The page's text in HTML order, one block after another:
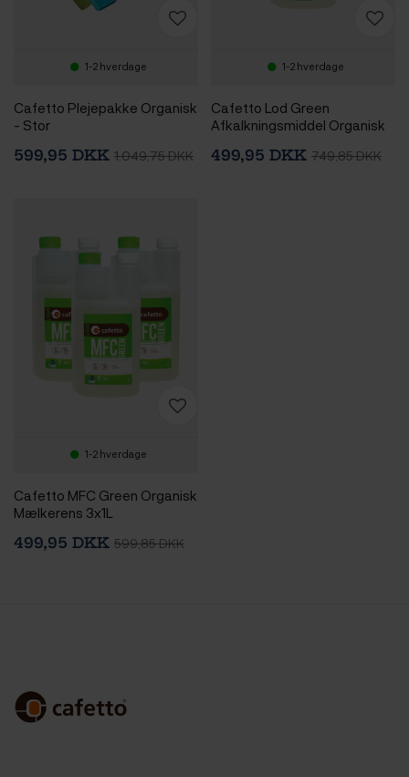
1-2 hverdage
Cafetto Plejepakke Organisk
- Stor
599,95 DKK 1.049,75 DKK
1-2 hverdage
Cafetto Lod Green
Afkalkningsmiddel Organisk
499,95 DKK 749,85 DKK
1-2 hverdage
Cafetto MFC Green Organisk
Mælkerens 3x1L
499,95 DKK 599,85 DKK